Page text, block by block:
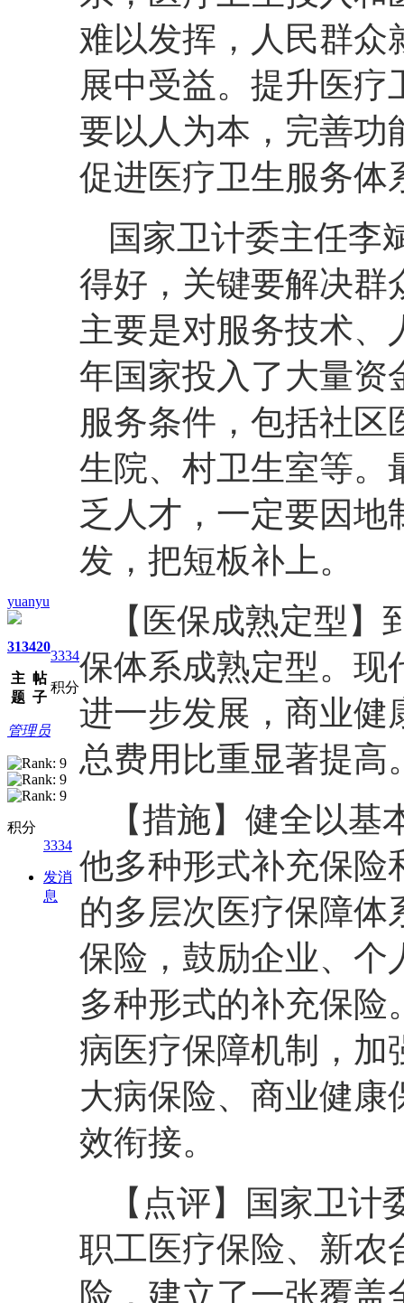
yuanyu
313
主
题
420
帖
子
3334
积分
管理员
积分
3334
发消
息
难以发挥，人民群众
展中受益。提升医
要以人为本，完善功
促进医疗卫生服务体
国家卫计委主任李
得好，关键要解决群
主要是对服务技术、
年国家投入了大量资
服务条件，包括社
生院、村卫生室等。
乏人才，一定要因地
发，把短板补上。
【医保成熟定型
保体系成熟定型。现
进一步发展，商业健
总费用比重显著提高
【措施】健全以
他多种形式补充保险
的多层次医疗保障体
保险，鼓励企业、个
多种形式的补充保险
病医疗保障机制，加
大病保险、商业健康
效衔接。
【点评】国家卫
职工医疗保险、新农
险，建立了一张覆